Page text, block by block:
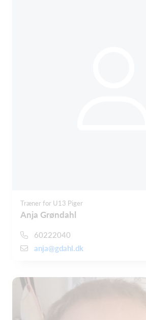
Træner for U13 Piger
Anja Grøndahl
60222040
anja@gdahl.dk